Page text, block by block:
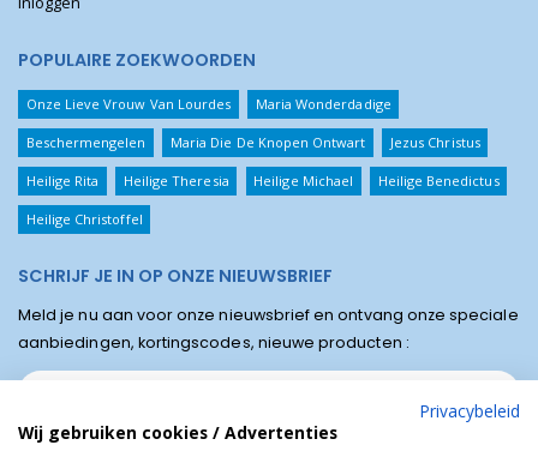
POPULAIRE ZOEKWOORDEN
Onze Lieve Vrouw Van Lourdes Maria Wonderdadige
Beschermengelen Maria Die De Knopen Ontwart Jezus Christus
Heilige Rita Heilige Theresia Heilige Michael Heilige Benedictus
Heilige Christoffel
SCHRIJF JE IN OP ONZE NIEUWSBRIEF
Meld je nu aan voor onze nieuwsbrief en ontvang onze speciale
aanbiedingen, kortingscodes, nieuwe producten :
Privacybeleid
Wij gebruiken cookies / Advertenties